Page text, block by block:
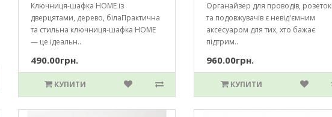
Ключниця-шафка HOME із
дверцятами, дерево, білаПрактична
та стильна ключниця-шафка HOME
— це ідеальн..
490.00грн.
КУПИТИ
Органайзер для проводів, розеток
та подовжувачів є невід'ємним
аксесуаром для тих, хто бажає
підтрим..
960.00грн.
КУПИТИ